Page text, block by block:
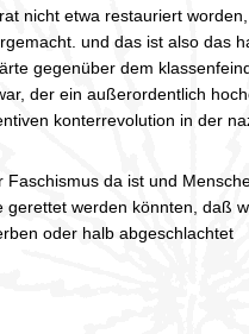
nicht etwa restauriert
und das ist also das
gegenüber dem
der ein außerordentlich
konterrevolution in der
Faschismus da ist und
gerettet werden könnten, daß
oder halb abgeschlachtet